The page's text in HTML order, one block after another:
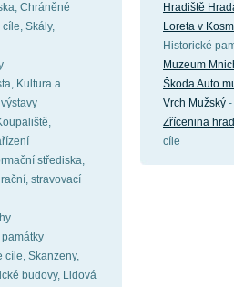
Chráněné
Skály,
Kultura a
střediska,
stravovací
cíle, Skanzeny,
budovy, Lidová
Hradiště
Loreta v
Historické
Muzeum
Škoda Auto
Vrch Mužský -
Zřícenina
cíle